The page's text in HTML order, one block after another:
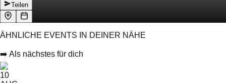
Teilen
ÄHNLICHE EVENTS IN DEINER NÄHE
➡️ Als nächstes für dich
10